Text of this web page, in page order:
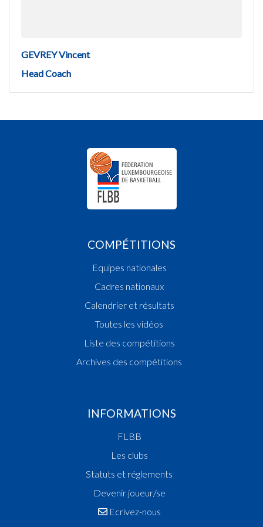
GEVREY Vincent
Head Coach
COMPÉTITIONS
Equipes nationales
Cadres nationaux
Calendrier et résultats
Toutes les vidéos
Liste des compétitions
Archives des compétitions
INFORMATIONS
FLBB
Les clubs
Statuts et réglements
Devenir joueur/se
Ecrivez-nous